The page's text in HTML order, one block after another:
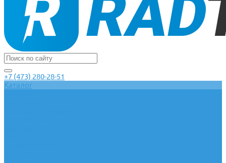
+7 (473) 280-28-51
Каталог